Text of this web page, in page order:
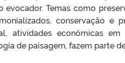
evocador. Temas como
conservação e
atividades econômicas
de paisagem, fazem parte